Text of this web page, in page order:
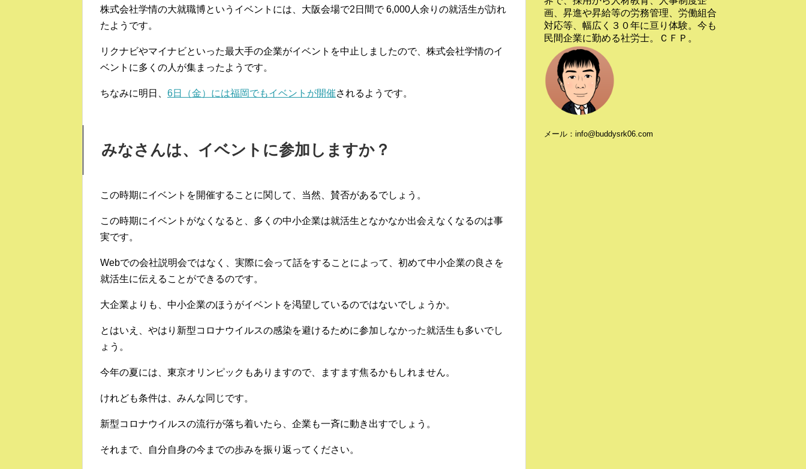
株式会社学情の大就職博というイベントには、大阪会場で2日間で 6,000人余りの就活生が訪れ
たようです。
リクナビやマイナビといった最大手の企業がイベントを中止しましたので、株式会社学情のイ
ベントに多くの人が集まったようです。
ちなみに明日、 6日（金）には福岡でもイベントが開催されるようです。
みなさんは、イベントに参加しますか？
この時期にイベントを開催することに関して、当然、賛否があるでしょう。
この時期にイベントがなくなると、多くの中小企業は就活生となかなか出会えなくなるのは事
実です。
Webでの会社説明会ではなく、実際に会って話をすることによって、初めて中小企業の良さを
就活生に伝えることができるのです。
大企業よりも、中小企業のほうがイベントを渇望しているのではないでしょうか。
とはいえ、やはり新型コロナウイルスの感染を避けるために参加しなかった就活生も多いでし
ょう。
今年の夏には、東京オリンピックもありますので、ますます焦るかもしれません。
けれども条件は、みんな同じです。
新型コロナウイルスの流行が落ち着いたら、企業も一斉に動き出すでしょう。
それまで、自分自身の今までの歩みを振り返ってください。
画、昇進や昇給等の労務管理、労働組合
対応等、幅広く３０年に亘り体験。今も
民間企業に勤める社労士。ＣＦＰ。
メール：info@buddysrk06.com